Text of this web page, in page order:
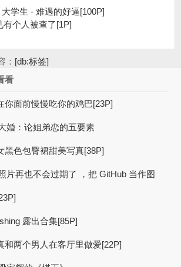
学生 - 难遇的好逼[100P]
有个人被查了[1P]
： [db:标签]
看
你面前慢慢吃你的鸡巴[23P]
婚：论姐弟恋的五要素
黑色包臀裙甜美写真[38P]
片再也不会过期了 ，把 GitHub 当作图
露出合集[85P]
和两个男人在客厅里做爱[22P]